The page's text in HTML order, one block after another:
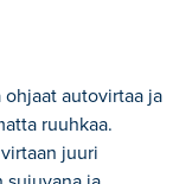
autovirtaa ja
ruuhkaa.
juuri